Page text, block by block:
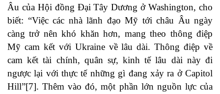
Âu của Hội đồng Đại Tây Dương ở Washington, cho
biết: “Việc các nhà lãnh đạo Mỹ tới châu Âu ngày
càng trở nên khó khăn hơn, mang theo thông điệp
Mỹ cam kết với Ukraine về lâu dài. Thông điệp về
cam kết tài chính, quân sự, kinh tế lâu dài này đi
ngược lại với thực tế những gì đang xảy ra ở Capitol
Hill”[7]. Thêm vào đó, một phần lớn nguồn lực của